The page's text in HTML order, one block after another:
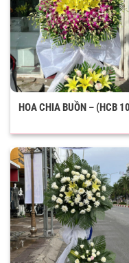
HOA CHIA BUỒN – (HCB